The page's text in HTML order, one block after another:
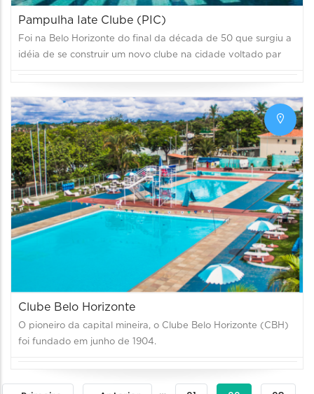
Pampulha Iate Clube (PIC)
Foi na Belo Horizonte do final da década de 50 que surgiu a
idéia de se construir um novo clube na cidade voltado par
Clube Belo Horizonte
O pioneiro da capital mineira, o Clube Belo Horizonte (CBH)
foi fundado em junho de 1904.
…